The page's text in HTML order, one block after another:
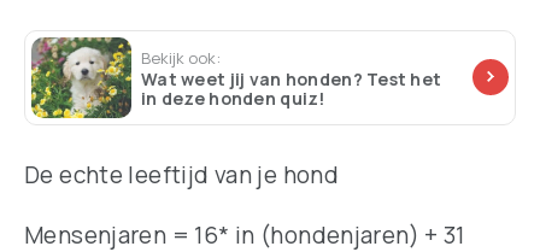
Bekijk ook:
Wat weet jij van honden? Test het
in deze honden quiz!
De echte leeftijd van je hond
Mensenjaren = 16* in (hondenjaren) + 31